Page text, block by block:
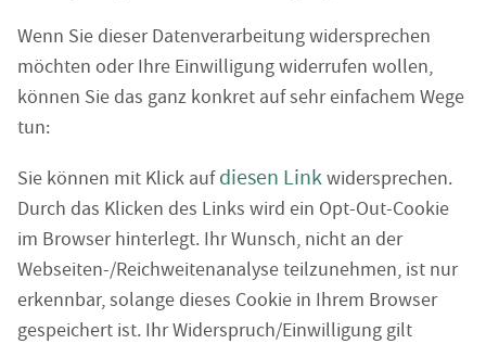
Wenn Sie dieser Datenverarbeitung widersprechen
möchten oder Ihre Einwilligung widerrufen wollen,
können Sie das ganz konkret auf sehr einfachem Wege
tun:
Sie können mit Klick aufdiesen Linkwidersprechen.
Durch das Klicken des Links wird ein Opt-Out-Cookie
im Browser hinterlegt. Ihr Wunsch, nicht an der
Webseiten-/Reichweitenanalyse teilzunehmen, ist nur
erkennbar, solange dieses Cookie in Ihrem Browser
gespeichert ist. Ihr Widerspruch/Einwilligung gilt